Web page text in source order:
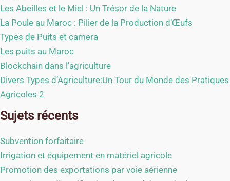
Les Abeilles et le Miel : Un Trésor de la Nature
La Poule au Maroc : Pilier de la Production d’Œufs
Types de Puits et camera
Les puits au Maroc
Blockchain dans l’agriculture
Divers Types d’Agriculture:Un Tour du Monde des Pratiques
Agricoles 2
Sujets récents
Subvention forfaitaire
Irrigation et équipement en matériel agricole
Promotion des exportations par voie aérienne